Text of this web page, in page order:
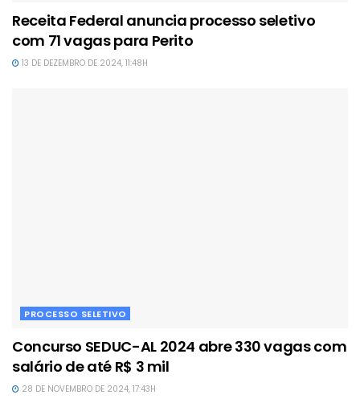
Receita Federal anuncia processo seletivo
com 71 vagas para Perito
13 DE DEZEMBRO DE 2024, 11:48H
PROCESSO SELETIVO
Concurso SEDUC-AL 2024 abre 330 vagas com
salário de até R$ 3 mil
28 DE NOVEMBRO DE 2024, 17:43H